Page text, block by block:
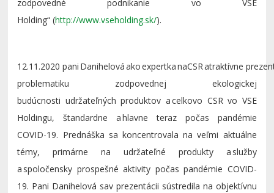
zodpovedné podnikanie vo VSE
Holding“ (http://www.vseholding.sk/).
1 2.1 1 .2020 pani DanihelováakoexpertkanaCSRatraktívne
problematiku zodpovednej ekologickej
budúcnosti udržateľných produktov acelkovo CSR vo VSE
Holdingu, štandardne a hlavne teraz počas pandémie
COVID-19. Prednáška sa koncentrovala na veľmi aktuálne
témy, primárne na udržateľné produkty a služby
a spoločensky prospešné aktivity počas pandémie COVID-
19. Pani Danihelová sav prezentácii sústredila na objektívnu